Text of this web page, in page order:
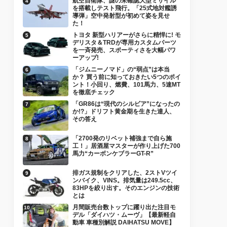
を搭載しテスト飛行。「25式地対艦誘
導弾」空中発射型が初めて姿を見せ
た！
トヨタ 新型ハリアーがさらに精悍に! モ
デリスタ＆TRDが専用カスタムパーツ
を一斉発売、スポーティさを大幅パワ
ーアップ!
「ジムニーノマド」の“弱点”は本当
か？ 買う前に知っておきたい5つのポイ
ント！小回り、燃費、101馬力、5速MT
を徹底チェック
「GR86は“現代のシルビア”になったの
か!?」ドリフト黄金期を生きた達人、
その答え
「2700発のリベット補強まで自ら施
工！」居酒屋マスターが作り上げた700
馬力“カーボンケブラーGT-R”
排ガス規制をクリアした、2ストVツイ
ンバイク、VINS。排気量は249.5cc、
83HPを絞り出す。そのエンジンの技術
とは
月間販売台数トップに躍り出た注目モ
デル「ダイハツ・ムーヴ」【最新軽自
動車 車種別解説 DAIHATSU MOVE】